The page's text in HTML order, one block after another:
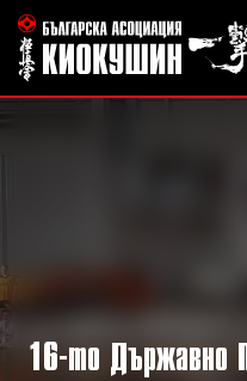
16-то Държавно